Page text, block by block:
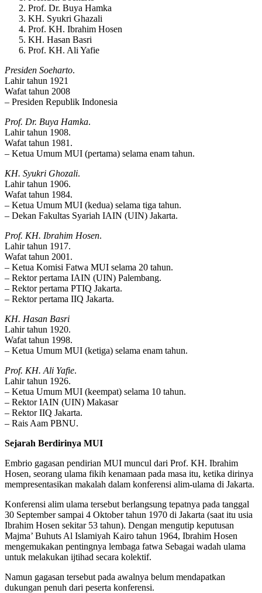
Prof. Dr. Buya Hamka
KH. Syukri Ghazali
Prof. KH. Ibrahim Hosen
KH. Hasan Basri
Prof. KH. Ali Yafie
Presiden Soeharto.
Lahir tahun 1921
Wafat tahun 2008
– Presiden Republik Indonesia
Prof. Dr. Buya Hamka.
Lahir tahun 1908.
Wafat tahun 1981.
– Ketua Umum MUI (pertama) selama enam tahun.
KH. Syukri Ghozali.
Lahir tahun 1906.
Wafat tahun 1984.
– Ketua Umum MUI (kedua) selama tiga tahun.
– Dekan Fakultas Syariah IAIN (UIN) Jakarta.
Prof. KH. Ibrahim Hosen.
Lahir tahun 1917.
Wafat tahun 2001.
– Ketua Komisi Fatwa MUI selama 20 tahun.
– Rektor pertama IAIN (UIN) Palembang.
– Rektor pertama PTIQ Jakarta.
– Rektor pertama IIQ Jakarta.
KH. Hasan Basri
Lahir tahun 1920.
Wafat tahun 1998.
– Ketua Umum MUI (ketiga) selama enam tahun.
Prof. KH. Ali Yafie.
Lahir tahun 1926.
– Ketua Umum MUI (keempat) selama 10 tahun.
– Rektor IAIN (UIN) Makasar
– Rektor IIQ Jakarta.
– Rais Aam PBNU.
Sejarah Berdirinya MUI
Embrio gagasan pendirian MUI muncul dari Prof. KH. Ibrahim
Hosen, seorang ulama fikih kenamaan pada masa itu, ketika dirinya
mempresentasikan makalah dalam konferensi alim-ulama di Jakarta.
Konferensi alim ulama tersebut berlangsung tepatnya pada tanggal
30 September sampai 4 Oktober tahun 1970 di Jakarta (saat itu usia
Ibrahim Hosen sekitar 53 tahun). Dengan mengutip keputusan
Majma’ Buhuts Al Islamiyah Kairo tahun 1964, Ibrahim Hosen
mengemukakan pentingnya lembaga fatwa Sebagai wadah ulama
untuk melakukan ijtihad secara kolektif.
Namun gagasan tersebut pada awalnya belum mendapatkan
dukungan penuh dari peserta konferensi.